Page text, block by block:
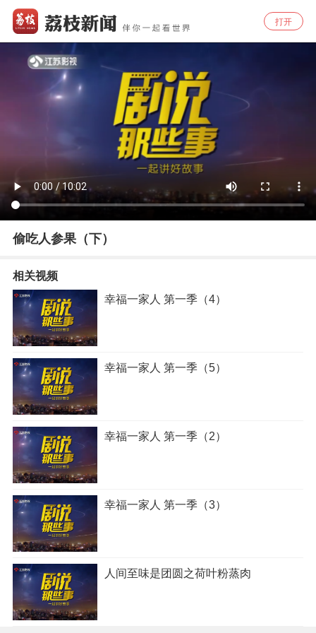
打开
偷吃人参果（下）
相关视频
幸福一家人 第一季（4）
幸福一家人 第一季（5）
幸福一家人 第一季（2）
幸福一家人 第一季（3）
人间至味是团圆之荷叶粉蒸肉